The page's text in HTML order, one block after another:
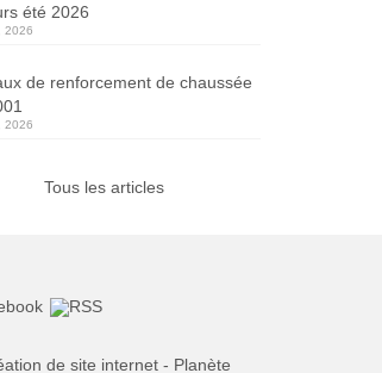
été 2026
2026
de renforcement de chaussée
2026
Tous les articles
de site internet - Planète